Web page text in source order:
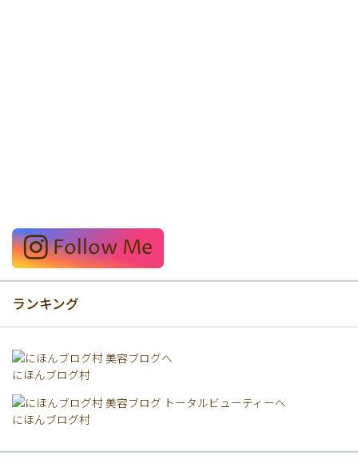
Follow Me
ランキング
にほんブログ村
にほんブログ村